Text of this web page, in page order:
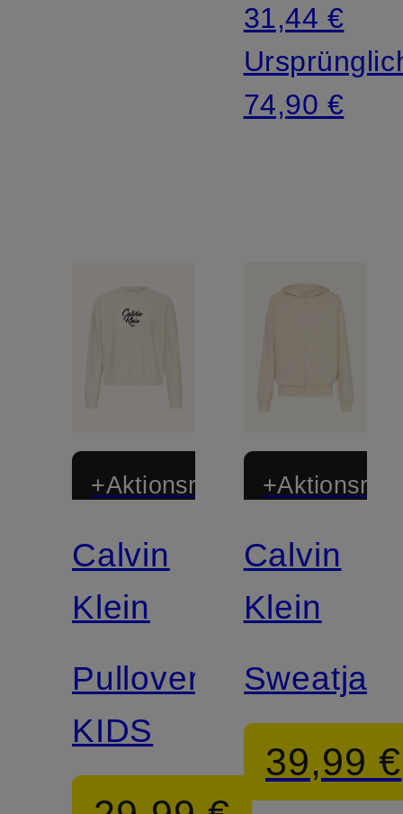
31,44 €
74,90 €
+Aktionsrabatt
Calvin
Klein
Pullover
KIDS
Calvin
Klein
39,99 €